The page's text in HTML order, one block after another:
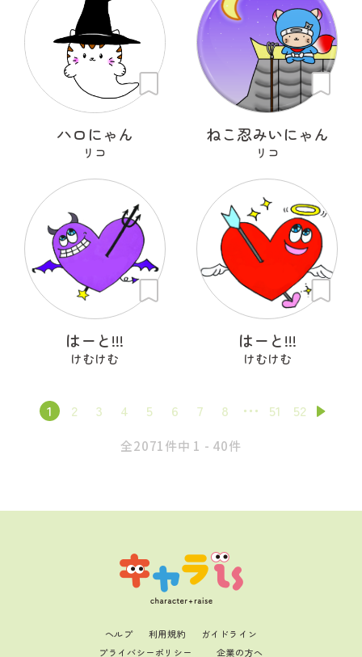
ハロにゃん
リコ
ねこ忍みいにゃん
リコ
はーと!!!
けむけむ
はーと!!!
けむけむ
1 2 3 4 5 6 7 8 51 52
全2071件中 1 - 40件
ヘルプ 利用規約
ガイドライン
プライバシーポリシー
企業の方へ